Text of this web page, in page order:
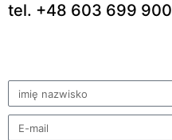
tel. +48 603 699 900